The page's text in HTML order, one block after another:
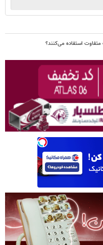
استفاده می‌کنند؟